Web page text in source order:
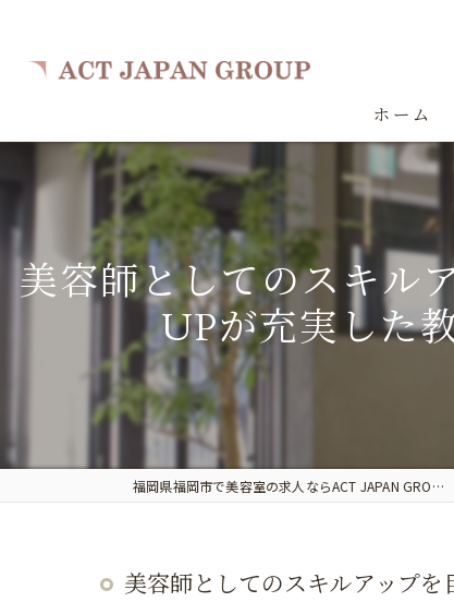
ホーム
美容師としてのスキル
UPが充実した
福岡県福岡市で美容室の求人ならACT JAPAN GROUP
美容師としてのスキルアップ